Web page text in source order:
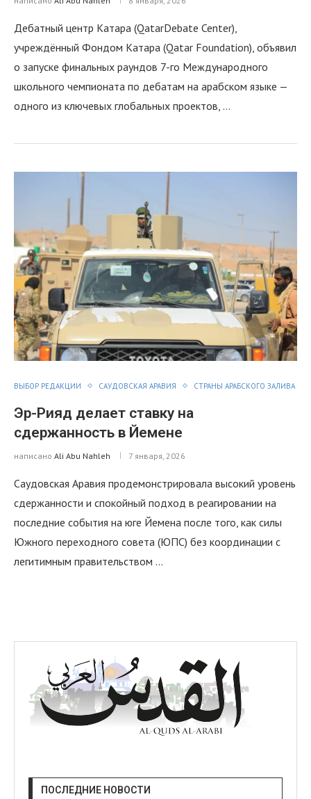
Дебатный центр Катара (QatarDebate Center),
учреждённый Фондом Катара (Qatar Foundation), объявил
о запуске финальных раундов 7-го Международного
школьного чемпионата по дебатам на арабском языке —
одного из ключевых глобальных проектов, …
ВЫБОР РЕДАКЦИИ САУДОВСКАЯ АРАВИЯ СТРАНЫ АРАБСКОГО ЗАЛИВА
Эр-Рияд делает ставку на
сдержанность в Йемене
написано Ali Abu Nahleh 7 января, 2026
Саудовская Аравия продемонстрировала высокий уровень
сдержанности и спокойный подход в реагировании на
последние события на юге Йемена после того, как силы
Южного переходного совета (ЮПС) без координации с
легитимным правительством …
ПОСЛЕДНИЕ НОВОСТИ